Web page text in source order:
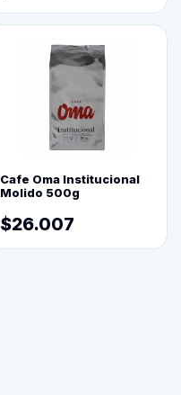
Cafe Oma Institucional
Molido 500g
$26.007